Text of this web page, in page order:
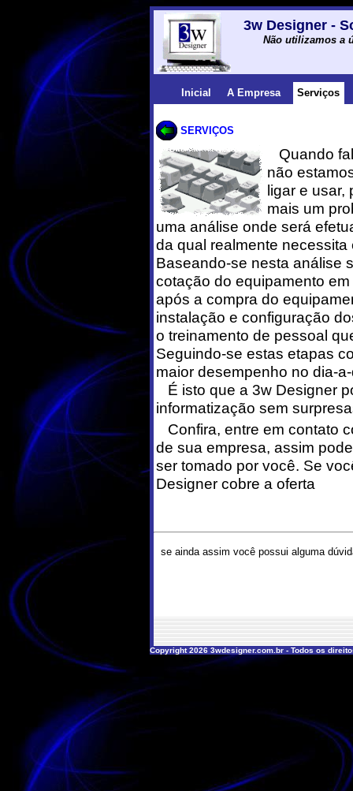
3w Designer -
Não utilizamos a
Inicial A Empresa Serviços
SERVIÇOS
Quando
não
ligar e usar,
mais um
uma análise onde será
da qual realmente
Baseando-se nesta análise
cotação do equipamento
após a compra do
instalação e configuração
o treinamento de pessoal
Seguindo-se estas etapas
maior desempenho no dia-
É isto que a 3w Designer
informatização sem
Confira, entre em contato
de sua empresa, assim
ser tomado por você. Se
Designer cobre a oferta
se ainda assim você possui alguma
Copyright 2026 3wdesigner.com.br - Todos os